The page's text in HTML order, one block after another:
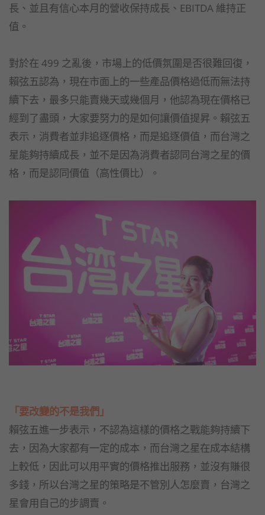
長、並且有信心本月的營收保持成長、EBITDA 維持正
值。
對於在 499 之亂後，市場上的低價氛圍是否很難回復，
賴弦五認為，現在市面上的一些產品價格過低而無法持
續下去，最多只能賣幾天或幾個月，他認為現在價格已
經到了盡頭，大家要努力的是如何讓價值提昇。賴弦五
表示，消費者並非追逐價格，而是追逐價值，而台灣之
星能夠持續成長，並不是因為消費者認同台灣之星的價
格，而是認同價值（高性價比）。
「要改變的不是我們」
賴弦五進一步表示，不認為這樣的價格之戰能夠持續下
去，因為大家都有一定的成本，而台灣之星在成本結構
上較低，因此可以用平實的價格推出服務，並沒有賺很
多錢，所以台灣之星的策略是不管別人怎麼賣，台灣之
星會用自己的步調賣。